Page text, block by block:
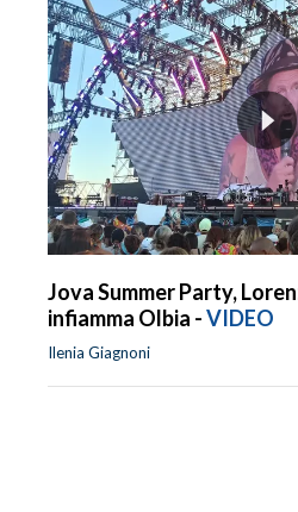
Jova Summer Party,
infiamma Olbia -VIDEO
Ilenia Giagnoni